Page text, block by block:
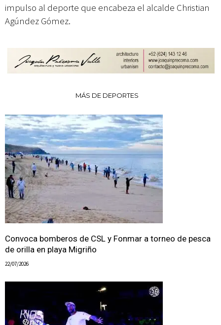
impulso al deporte que encabeza el alcalde Christian
Agúndez Gómez.
MÁS DE DEPORTES
Convoca bomberos de CSL y Fonmar a torneo de pesca
de orilla en playa Migriño
22/07/2026